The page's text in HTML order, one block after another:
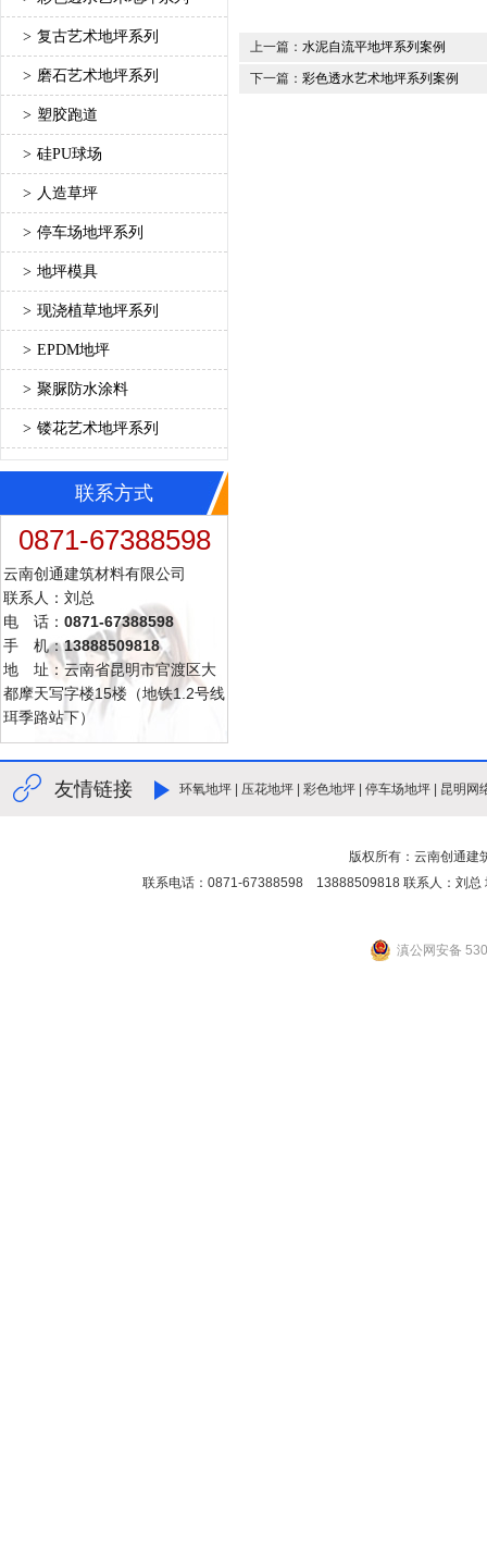
> 复古艺术地坪系列
> 磨石艺术地坪系列
> 塑胶跑道
> 硅PU球场
> 人造草坪
> 停车场地坪系列
> 地坪模具
> 现浇植草地坪系列
> EPDM地坪
> 聚脲防水涂料
> 镂花艺术地坪系列
联系方式
0871-67388598
云南创通建筑材料有限公司
联系人：刘总
电 话： 0871-67388598
手 机：13888509818
地 址：云南省昆明市官渡区大
都摩天写字楼15楼（地铁1.2号线
珥季路站下）
上一篇： 水泥自流平地坪系列案例
下一篇： 彩色透水艺术地坪系列案例
友情链接 环氧地坪 压花地坪 彩色地坪 停车场地坪 昆明网
版权所有：云南创通建
联系电话：0871-67388598 13888509818 联系人：刘总
滇公网安备